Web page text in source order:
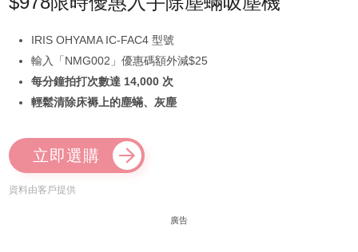
IRIS OHYAMA IC-FAC4 型號
輸入「NMG002」優惠碼額外減$25
每分鐘拍打次數達 14,000 次
輕鬆清除床褥上的塵蟎、灰塵
立即選購
資料由客戶提供
廣告